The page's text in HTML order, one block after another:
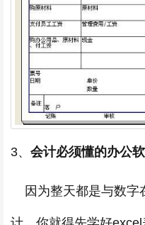
3、 会计必须懂的办公
因为整天都是与数字